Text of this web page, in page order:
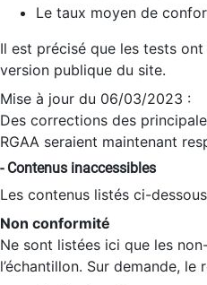
Le taux moyen de
Il est précisé que les tests
version publique du site.
Mise à jour du 06/03/2023 :
Des corrections des
RGAA seraient maintenant
- Contenus inaccessibles
Les contenus listés ci-
Non conformité
Ne sont listées ici que les
l’échantillon. Sur demande,